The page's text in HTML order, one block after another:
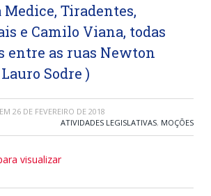
Medice, Tiradentes,
e Camilo Viana, todas
entre as ruas Newton
Sodre )
EM 26 DE FEVEREIRO DE 2018
ATIVIDADES LEGISLATIVAS, MOÇÕES
visualizar